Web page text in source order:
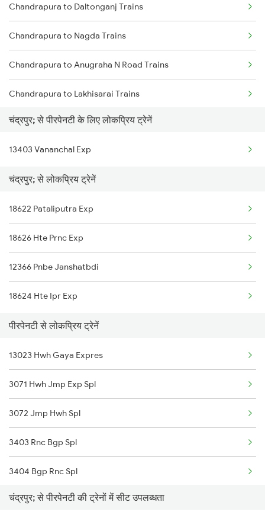
Pirpainti to Barh Trains
Pirpainti to Patna Trains
Pirpainti to Buxar Trains
Pirpainti to Varanasi Trains
Pirpainti to Mughal Sarai Trains
Chandrapura to Daltonganj Trains
Chandrapura to Nagda Trains
Chandrapura to Anugraha N Road Trains
Chandrapura to Lakhisarai Trains
Chandrapura to Chirkunda Trains
Chandrapura to Kahalgaon Trains
Chandrapura to Chittaranjan Trains
Chandrapura to Kulti Trains
Chandrapura to Koderma Trains
Chandrapura to Dehkela Trains
Chandrapura to Tori Trains
Chandrapura to Mairwa Trains
चंद्रपुर; से पीरपेनटी के लिए लोकप्रिय ट्रेनें
13403 Vananchal Exp
चंद्रपुर; से लोकप्रिय ट्रेनें
18622 Pataliputra Exp
18626 Hte Prnc Exp
12366 Pnbe Janshatbdi
18624 Hte Ipr Exp
पीरपेनटी से लोकप्रिय ट्रेनें
13023 Hwh Gaya Expres
3071 Hwh Jmp Exp Spl
3072 Jmp Hwh Spl
3403 Rnc Bgp Spl
3404 Bgp Rnc Spl
3483 Mldt Dli Spl
चंद्रपुर; से पीरपेनटी की ट्रेनों में सीट उपलब्धता